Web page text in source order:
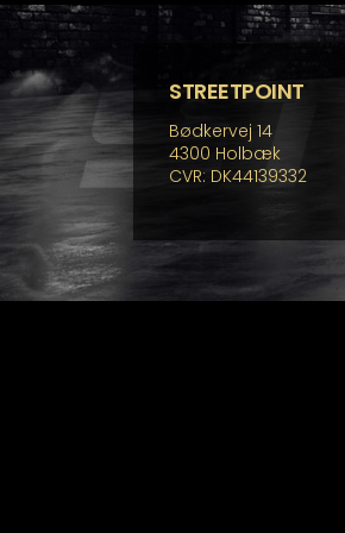
STREETPOINT
Bødkervej 14
4300 Holbæk
CVR: DK44139332